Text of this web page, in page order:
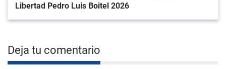
Libertad Pedro Luis Boitel 2026
Deja tu comentario